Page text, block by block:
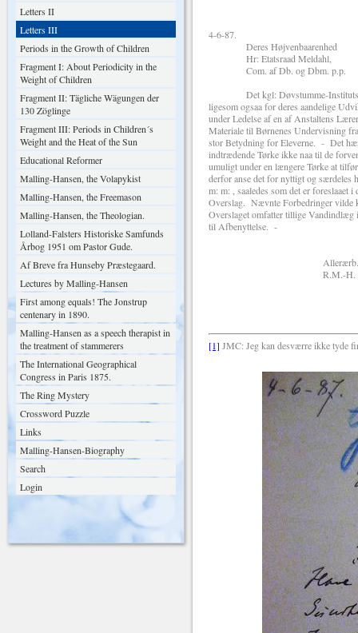
Letters II
Letters III
Periods in the Growth of Children
Fragment I: About Periodicity in the
Weight of Children
Fragment II: Tägliche Wägungen der
130 Zöglinge
Fragment III: Periods in Children´s
Weight and the Heat of the Sun
Educational Reformer
Malling-Hansen, the Volapykist
Malling-Hansen, the Freemason
Malling-Hansen, the Theologian.
Lolland-Falsters Historiske Samfunds
Årbog 1951 om Pastor Gude.
Af Breve fra Hunseby Præstegaard.
Lectures by Malling-Hansen
First among equals! The Jonstrup
centenary in 1890.
Malling-Hansen as a speech therapist in
the treatment of stammerers
The International Geographical
Congress in Paris 1875.
The Ring Mystery
Crossword Puzzle
Links
Malling-Hansen-Biography
Search
Login
4-6-87.
Deres Højvenbaarenhed
Hr: Etatsraad Meldahl,
Com. af Db. og Dbm. p.p.
Det kgl: Døvstumme-Instituts
ligesom ogsaa for deres aandelige
under Ledelse af en af Anstaltens
Materiale til Børnenes Undervisning
stor Betydning for Eleverne. - Det
indtrædende Tørke ikke naa til de
umuligt under en længere Tørke at
derfor anse det for nyttigt og særdeles
m: m: , saaledes som det er
Overslag. Nævnte Forbedringer vilde
Overslaget omfatter tillige Vandindlæg
til Afbenyttelse. -
Allerærb.
R.M.-H.
[1] JMC: Jeg kan desværre ikke tyde